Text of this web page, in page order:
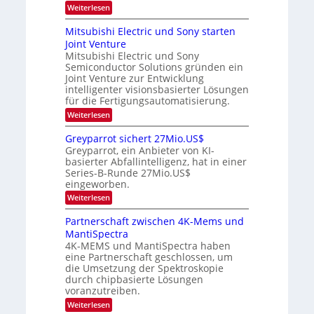
-
T
e
n
d
s
i
m
e
r
s
t
e
n
H
a
l
b
j
a
h
r
m
i
a
r
s
a
z
n
i
m
m
t
i
n
d
e
D
A
C
H
-
I
n
d
u
s
t
r
i
e
z
u
Weiterlesen:
O
p
t
i
k
-
K
u
r
s
v
o
n
P
h
o
t
o
n
i
c
s
H
u
b
Mitsubishi Electric und Sony starten
Joint Venture
Mitsubishi Electric und Sony
Semiconductor Solutions gründen ein
Joint Venture zur Entwicklung
intelligenter visionsbasierter Lösungen
für die Fertigungsautomatisierung.
Weiterlesen:
M
t
s
u
b
i
s
h
i
E
l
e
c
t
r
i
c
u
n
Greyparrot sichert 27Mio.US$
Greyparrot, ein Anbieter von KI-
basierter Abfallintelligenz, hat in einer
Series-B-Runde 27Mio.US$
eingeworben.
Weiterlesen:
G
r
e
y
p
a
r
r
o
t
s
Partnerschaft zwischen 4K-Mems und
MantiSpectra
4K-MEMS und MantiSpectra haben
eine Partnerschaft geschlossen, um
die Umsetzung der Spektroskopie
durch chipbasierte Lösungen
voranzutreiben.
Weiterlesen: